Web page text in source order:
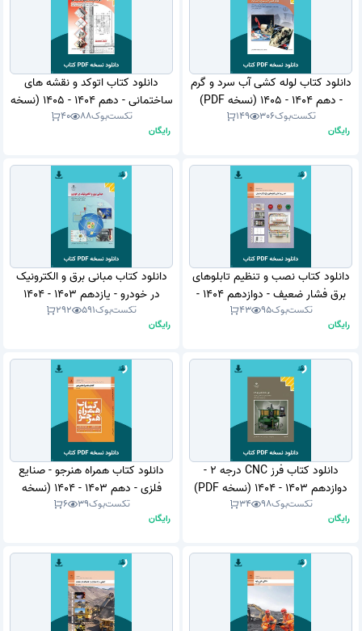
دانلود کتاب لوله کشی آب سرد و گرم
- دهم 1404 - 1405 (نسخه PDF)
تکست‌بوک306
149
رایگان
دانلود کتاب اتوکد و نقشه های
ساختمانی - دهم 1404 - 1405 (نسخه
PDF)
تکست‌بوک88
40
رایگان
دانلود کتاب نصب و تنظیم تابلوهای
برق فشار ضعیف - دوازدهم 1404 -
1405 (نسخه PDF)
تکست‌بوک95
43
رایگان
دانلود کتاب مبانی برق و الکترونیک
در خودرو - یازدهم 1403 - 1404
(نسخه PDF)
تکست‌بوک591
292
رایگان
دانلود کتاب فرز CNC درجه 2 -
دوازدهم 1403 - 1404 (نسخه PDF)
تکست‌بوک98
34
رایگان
دانلود کتاب همراه هنرجو - صنایع
فلزی - دهم 1403 - 1404 (نسخه
PDF)
تکست‌بوک39
6
رایگان